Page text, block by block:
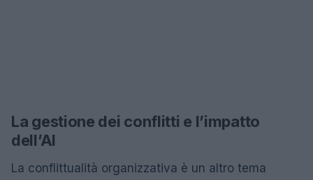
La gestione dei conflitti e l’impatto
dell’AI
La conflittualità organizzativa è un altro tema